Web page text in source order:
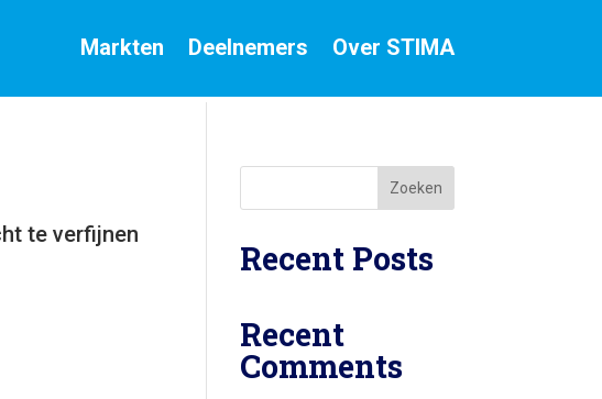
Markten Deelnemers Over STIMA
te verfijnen
Zoeken
Recent Posts
Recent
Comments